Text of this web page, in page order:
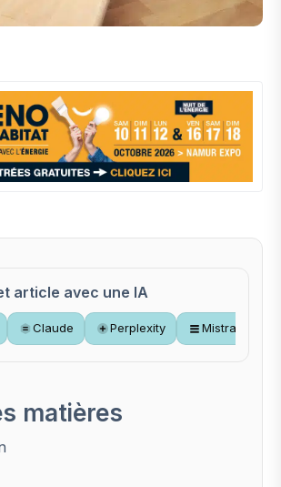
article avec une IA
Claude Perplexity Mistral
matières